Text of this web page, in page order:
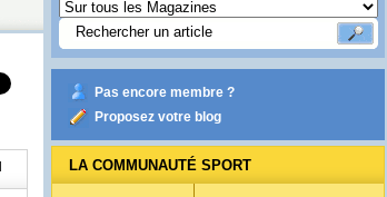
Pas encore membre ?
Proposez votre blog
LA COMMUNAUTÉ SPORT